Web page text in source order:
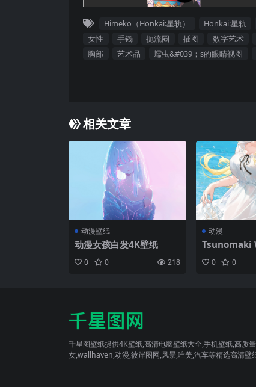
Himeko（Honkai:星轨） Honkai:星轨
女性
手镯 扼流圈 插图 数字艺术
胸部
艺术品 蠕虫&#039；s的眼睛视图
相关文章
动漫壁纸
动漫女孩白发4K壁纸
0 0 218
动漫
Tsunomaki
蓝眼睛 看着
天空 云 肖
跟鞋 脸红
0 0
千星图壁纸提供4K壁纸,高清电脑壁纸大全,手机壁纸,高质
女,wallhaven,动漫,彼岸图网,风景,唯美,汽车等精选高清壁